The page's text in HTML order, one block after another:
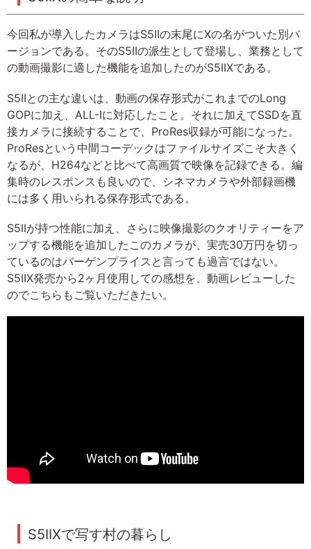
今回私が導入したカメラはS5IIの末尾にXの名がついた別バ
ージョンである。そのS5IIの派生として登場し、業務として
の動画撮影に適した機能を追加したのがS5IIXである。
S5IIとの主な違いは、動画の保存形式がこれまでのLong
GOPに加え、ALL-Iに対応したこと。それに加えてSSDを直
接カメラに接続することで、ProRes収録が可能になった。
ProResという中間コーデックはファイルサイズこそ大きく
なるが、H264などと比べて高画質で映像を記録できる。編
集時のレスポンスも良いので、シネマカメラや外部録画機
には多く用いられる保存形式である。
S5IIが持つ性能に加え、さらに映像撮影のクオリティーをア
ップする機能を追加したこのカメラが、実売30万円を切っ
ているのはバーゲンプライスと言っても過言ではない。
S5IIX発売から2ヶ月使用しての感想を、動画レビューした
のでこちらもご覧いただきたい。
S5IIXで写す村の暮らし